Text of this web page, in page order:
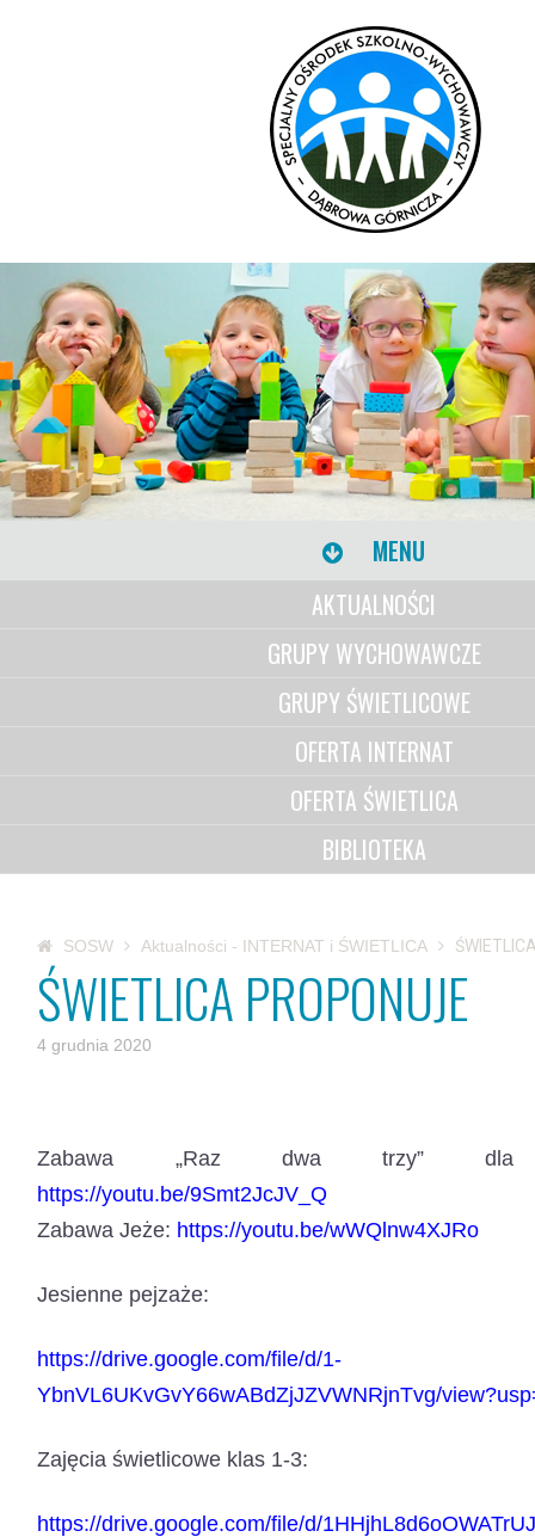
MENU
AKTUALNOŚCI
GRUPY WYCHOWAWCZE
GRUPY ŚWIETLICOWE
OFERTA INTERNAT
OFERTA ŚWIETLICA
BIBLIOTEKA
SOSW Aktualności - INTERNAT i ŚWIETLICA
ŚWIETLICA PROPONUJE
4 grudnia 2020
Zabawa „Raz dwa trzy” dla
https://youtu.be/9Smt2JcJV_Q
Zabawa Jeże: https://youtu.be/wWQlnw4XJRo
Jesienne pejzaże:
https://drive.google.com/file/d/1-
YbnVL6UKvGvY66wABdZjJZVWNRjnTvg/
Zajęcia świetlicowe klas 1-3:
https://drive.google.com/file/d/